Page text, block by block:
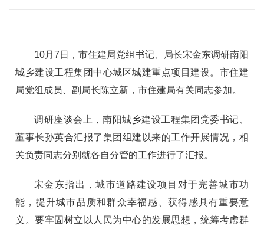
10月7日，市住建局党组书记、局长宋金东调研南阳
城乡建设工程集团中心城区城建重点项目建设。市住建
局党组成员、副局长陈立新，市住建局有关同志参加。
调研座谈会上，南阳城乡建设工程集团党委书记、
董事长孙英合汇报了集团组建以来的工作开展情况，相
关负责同志分别就各自分管的工作进行了汇报。
宋金东指出，城市道路建设项目对于完善城市功
能，提升城市品质和群众幸福感、获得感具有重要意
义。要牢固树立以人民为中心的发展思想，统筹考虑群